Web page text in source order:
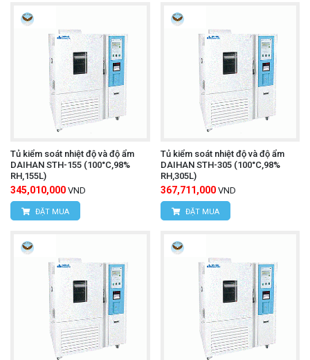
Tủ kiểm soát nhiệt độ và độ ẩm
DAIHAN STH-155 (100°C,98%
RH,155L)
345,010,000 VND
ĐẶT MUA
Tủ kiểm soát nhiệt độ và độ ẩm
DAIHAN STH-305 (100°C,98%
RH,305L)
367,711,000 VND
ĐẶT MUA